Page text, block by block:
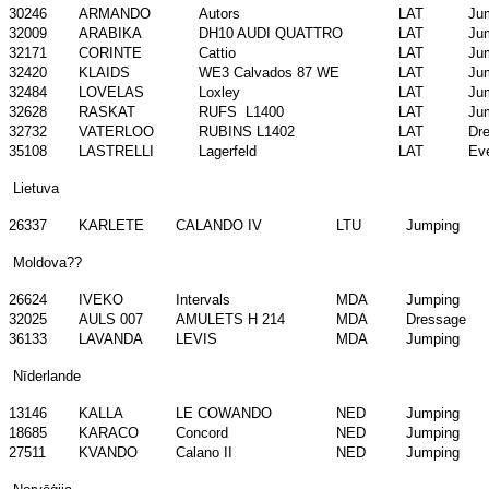
30246
ARMANDO Autors LAT
32009
ARABIKA DH10 AUDI QUATTRO LAT
32171
CORINTE Cattio LAT
32420
KLAIDS WE3 Calvados 87 WE LAT
32484
LOVELAS Loxley LAT
32628
RASKAT RUFS L1400 LAT
32732
VATERLOO RUBINS L1402 LAT
35108
LASTRELLI Lagerfeld LAT
Lietuva
26337 KARLETE CALANDO IV LTU Jumping
Moldova??
26624 IVEKO Intervals MDA
Jumping
32025
AULS 007 AMULETS H 214 MDA
Dressage
36133
LAVANDA LEVIS MDA Jumping
Nīderlande
13146 KALLA LE COWANDO NED
Jumping
18685
KARACO Concord NED
Jumping
27511
KVANDO Calano II NED Jumping